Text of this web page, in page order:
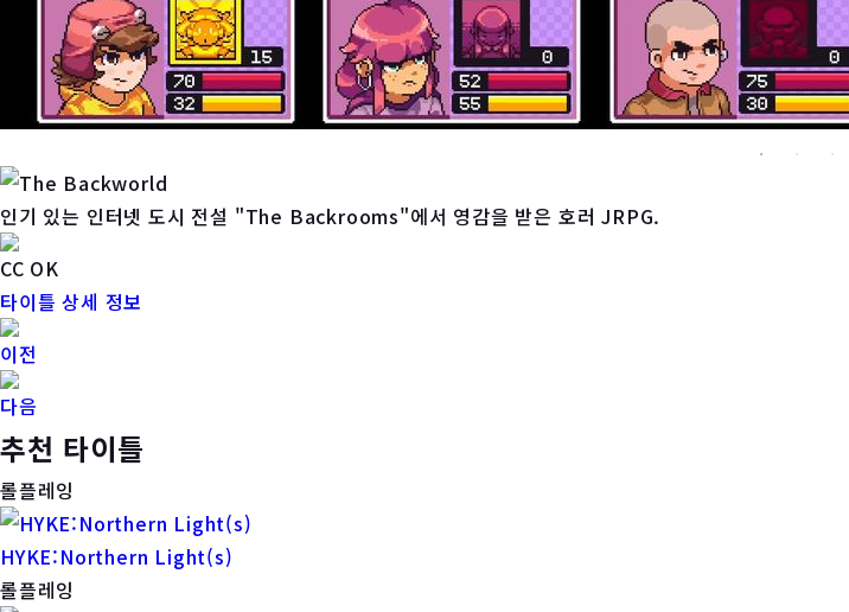
인기 있는 인터넷 도시 전설 "The Backrooms"에서 영감을 받은 호러 JRPG.
CC OK
타이틀 상세 정보
이전
다음
추천 타이틀
롤플레잉
HYKE:Northern Light(s)
롤플레잉